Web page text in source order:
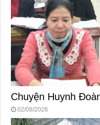
Chuyện Huynh
02/08/2026